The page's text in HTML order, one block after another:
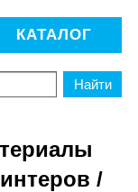
КАТАЛОГ
/